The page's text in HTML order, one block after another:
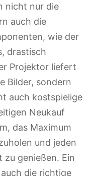
nicht nur die
auch die
wie der
drastisch
Projektor liefert
Bilder, sondern
auch kostspielige
Neukauf
das Maximum
und jeden
zu genießen. Ein
die richtige